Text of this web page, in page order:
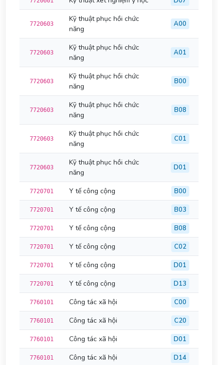
7720603
Kỹ thuật phục hồi chức
năng
A00
7720603
Kỹ thuật phục hồi chức
năng
A01
7720603
Kỹ thuật phục hồi chức
năng
B00
7720603
Kỹ thuật phục hồi chức
năng
B08
7720603
Kỹ thuật phục hồi chức
năng
C01
7720603
Kỹ thuật phục hồi chức
năng
D01
7720701 Y tế công cộng B00
7720701 Y tế công cộng B03
7720701 Y tế công cộng B08
7720701 Y tế công cộng C02
7720701 Y tế công cộng D01
7720701 Y tế công cộng D13
7760101 Công tác xã hội C00
7760101 Công tác xã hội C20
7760101 Công tác xã hội D01
7760101 Công tác xã hội D14